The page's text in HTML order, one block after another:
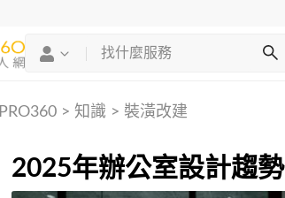
PRO360> 知識 > 裝潢改建
2025年辦公室設計趨勢